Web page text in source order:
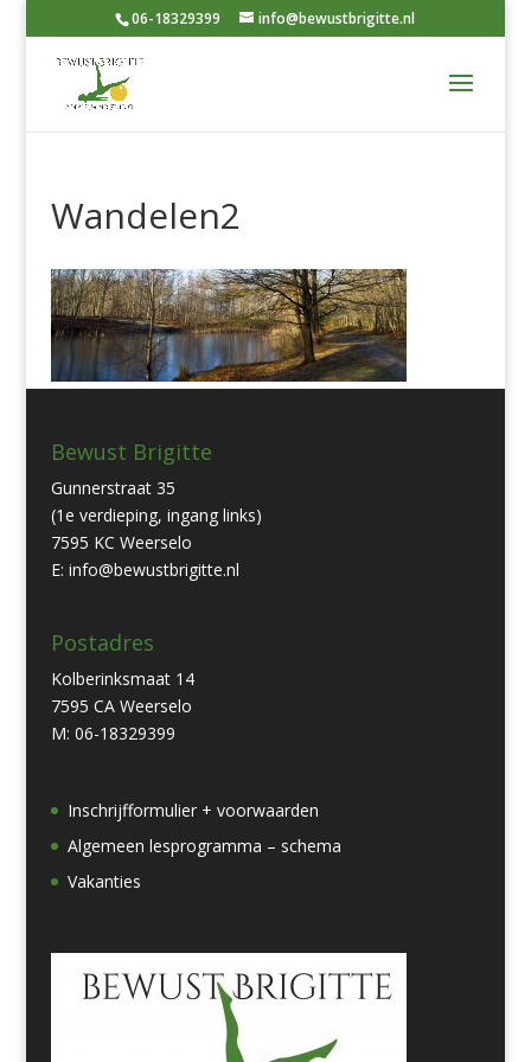
06-18329399 info@bewustbrigitte.nl
Wandelen2
Bewust Brigitte
Gunnerstraat 35
(1e verdieping, ingang links)
7595 KC Weerselo
E: info@bewustbrigitte.nl
Postadres
Kolberinksmaat 14
7595 CA Weerselo
M: 06-18329399
Inschrijfformulier + voorwaarden
Algemeen lesprogramma – schema
Vakanties